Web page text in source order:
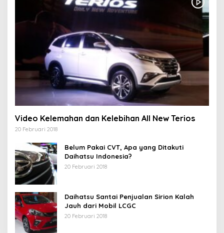
Video Kelemahan dan Kelebihan All New Terios
20 Februari 2018
Belum Pakai CVT, Apa yang Ditakuti
Daihatsu Indonesia?
20 Februari 2018
Daihatsu Santai Penjualan Sirion Kalah
Jauh dari Mobil LCGC
20 Februari 2018